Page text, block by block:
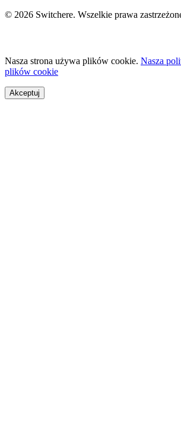
© 2026 Switchere. Wszelkie prawa
Nasza strona używa plików cookie. Nasza
plików cookie
Akceptuj